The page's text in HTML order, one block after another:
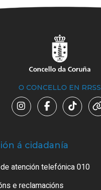
O CONCELLO EN RRSS
á cidadanía
atención telefónica 010
e reclamacións